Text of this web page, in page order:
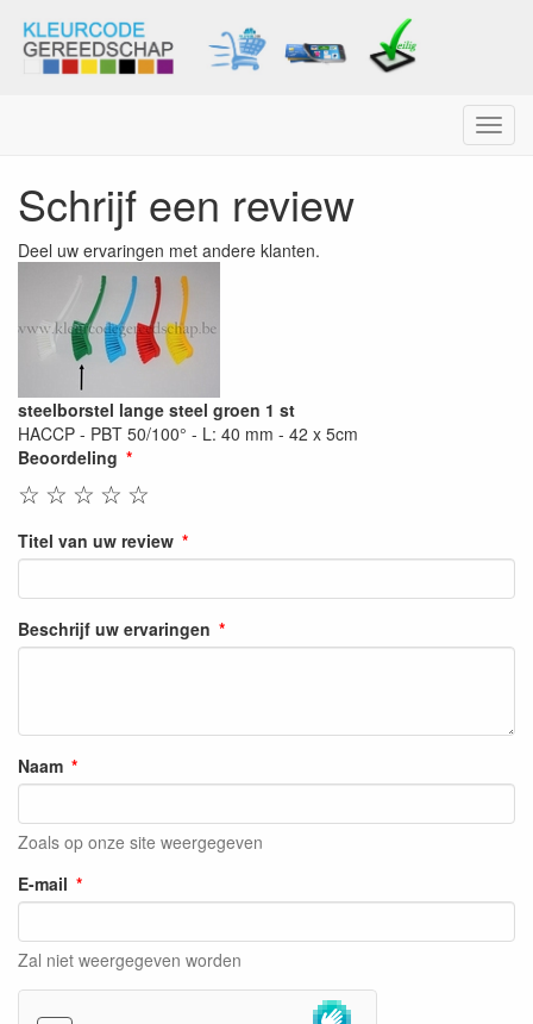
Menu
Schrijf een review
Deel uw ervaringen met andere klanten.
steelborstel lange steel groen 1 st
HACCP - PBT 50/100° - L: 40 mm - 42 x 5cm
Beoordeling
☆
☆
☆
☆
☆
Titel van uw review
Beschrijf uw ervaringen
Naam
Zoals op onze site weergegeven
E-mail
Zal niet weergegeven worden